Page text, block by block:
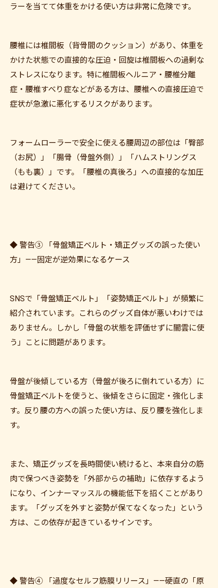
ラーを当てて体重をかける使い方は非常に危険です。
腰椎には椎間板（背骨間のクッション）があり、体重を
かけた状態での直接的な圧迫・回旋は椎間板への過剰な
ストレスになります。特に椎間板ヘルニア・腰椎分離
症・腰椎すべり症などがある方は、腰椎への直接圧迫で
症状が急激に悪化するリスクがあります。
フォームローラーで安全に使える腰周辺の部位は「臀部
（お尻）」「腸骨（骨盤外側）」「ハムストリングス
（もも裏）」です。「腰椎の真後ろ」への直接的な加圧
は避けてください。
◆ 警告③ 「骨盤矯正ベルト・矯正グッズの誤った使い
方」——固定が逆効果になるケース
SNSで「骨盤矯正ベルト」「姿勢矯正ベルト」が頻繁に
紹介されています。これらのグッズ自体が悪いわけでは
ありません。しかし「骨盤の状態を評価せずに闇雲に使
う」ことに問題があります。
骨盤が後傾している方（骨盤が後ろに倒れている方）に
骨盤矯正ベルトを使うと、後傾をさらに固定・強化しま
す。反り腰の方への誤った使い方は、反り腰を強化しま
す。
また、矯正グッズを長時間使い続けると、本来自分の筋
肉で保つべき姿勢を「外部からの補助」に依存するよう
になり、インナーマッスルの機能低下を招くことがあり
ます。「グッズを外すと姿勢が保てなくなった」という
方は、この依存が起きているサインです。
◆ 警告④ 「過度なセルフ筋膜リリース」——硬直の「原